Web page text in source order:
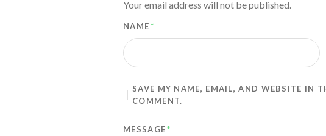
Your email address will not be published.
NAME *
SAVE MY NAME, EMAIL, AND WEBSITE IN
COMMENT.
MESSAGE*